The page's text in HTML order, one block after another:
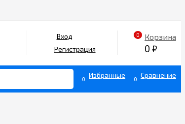
Вход
Регистрация
0 Корзина
0 ₽
0 Избранные 0 Сравнение